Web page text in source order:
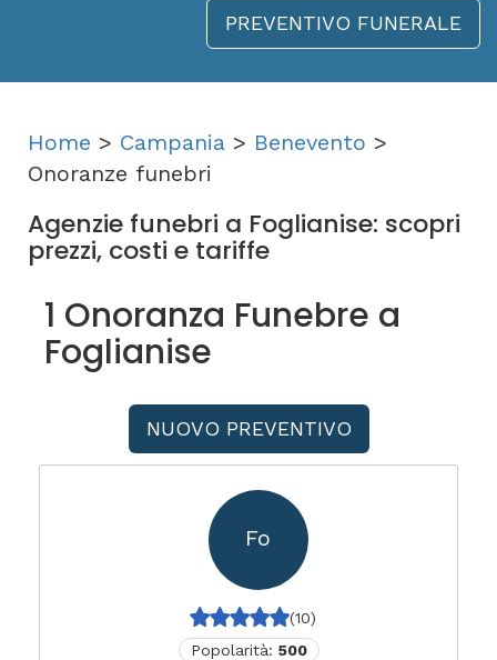
PREVENTIVO FUNERALE
Home > Campania > Benevento >
Onoranze funebri
Agenzie funebri a Foglianise: scopri
prezzi, costi e tariffe
1 Onoranza Funebre a
Foglianise
NUOVO PREVENTIVO
Fo
(10)
Popolarità: 500